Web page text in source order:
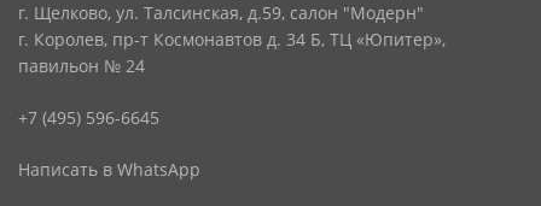
г. Щелково, ул. Талсинская, д.59, салон "Модерн"
г. Королев, пр-т Космонавтов д. 34 Б, ТЦ «Юпитер»,
павильон № 24
+7 (495) 596-6645
Написать в WhatsApp